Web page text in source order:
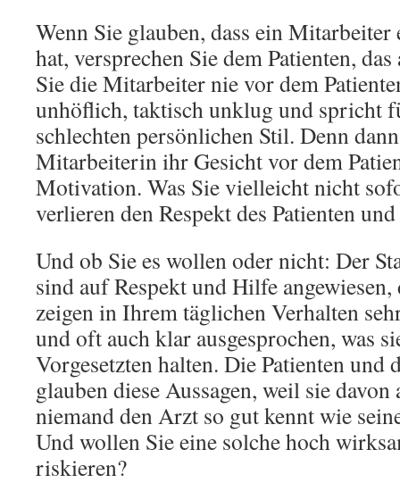
Wenn Sie glauben, dass ein Mitarbeiter
hat, versprechen Sie dem Patienten,
Sie die Mitarbeiter nie vor dem
unhöflich, taktisch unklug und spricht
schlechten persönlichen Stil. Denn
Mitarbeiterin ihr Gesicht vor dem
Motivation. Was Sie vielleicht nicht
verlieren den Respekt des Patienten
Und ob Sie es wollen oder nicht: Der
sind auf Respekt und Hilfe
zeigen in Ihrem täglichen Verhalten
und oft auch klar ausgesprochen, was
Vorgesetzten halten. Die Patienten und
glauben diese Aussagen, weil sie davon
niemand den Arzt so gut kennt wie
Und wollen Sie eine solche hoch
riskieren?